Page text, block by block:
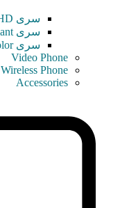
سری Enterprise HD
سری Ultra-elegant
سری Gigabit Color
Video Phone
Wireless Phone
Accessories